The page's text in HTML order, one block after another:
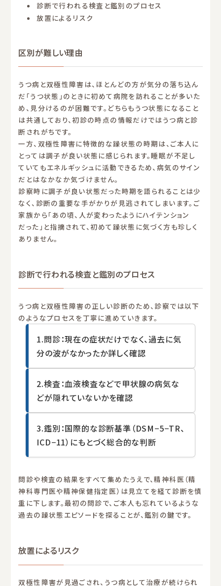
診断で行われる検査と鑑別のプロセス
放置によるリスク
区別が難しい理由
うつ病と双極性障害は、ほとんどの方が気分の落ち込ん
だ「うつ状態」のときに初めて病院を訪れることが多いた
め、見分けるのが困難です。どちらもうつ状態になること
は共通しており、初診の時点の情報だけではうつ病と診
断されがちです。
一方、双極性障害に特徴的な躁状態の時期は、ご本人に
とっては調子が良い状態に感じられます。睡眠が不足し
ていてもエネルギッシュに活動できるため、病気のサイン
だとはなかなか気づけません。
診察時に調子が良い状態だった時期を語られることは少
なく、診断の重要な手がかりが見逃されてしまいます。ご
家族から「あの頃、人が変わったようにハイテンション
だった」と指摘されて、初めて躁状態に気づく方も珍しく
ありません。
診断で行われる検査と鑑別のプロセス
うつ病と双極性障害の正しい診断のため、診察では以下
のようなプロセスを丁寧に進めていきます。
1.問診：現在の症状だけでなく、過去に気
分の波がなかったか詳しく確認
2.検査：血液検査などで甲状腺の病気な
どが隠れていないかを確認
3.鑑別：国際的な診断基準（DSM−5−TR、
ICD−11）にもとづく総合的な判断
問診や検査の結果をすべて集めたうえで、精神科医（精
神科専門医や精神保健指定医）は見立てを経て診断を慎
重に下します。最初の問診で、ご本人も忘れているような
過去の躁状態エピソードを探ることが、鑑別の鍵です。
放置によるリスク
双極性障害が見過ごされ、うつ病として治療が続けられ